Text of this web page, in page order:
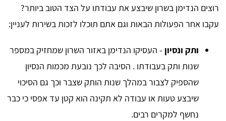
רוצים הנדימן בשרון שיבצע את עבודתו על הצד הטוב ביותר?
עקבו אחר הפעולות הבאות וגם אתם תוכלו לזכות בשירות לעניין:
ותק ונסיון - העסיקו הנדימן באזור השרון שמחזיק במספר
שנות ותק בעבודתו . הסיבה לכך נובעת מכמות הנסיון
שהספיק לצבור במהלך שנות הותק שצבר וכך גם הסיכוי
שיבצע טעות או עבודה לא תקינה הוא קטן עד אפסי כי כבר
נחשף למקרים רבים.